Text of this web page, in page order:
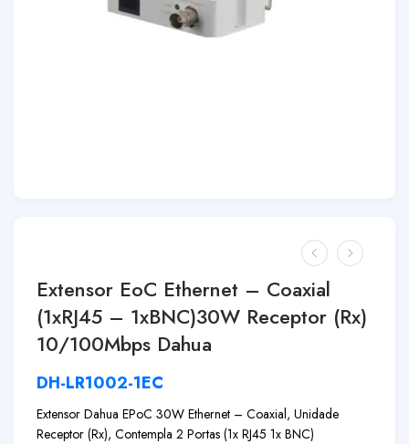
Extensor EoC Ethernet – Coaxial
(1xRJ45 – 1xBNC)30W Receptor (Rx)
10/100Mbps Dahua
DH-LR1002-1EC
Extensor Dahua EPoC 30W Ethernet – Coaxial, Unidade
Receptor (Rx), Contempla 2 Portas (1x RJ45 1x BNC)